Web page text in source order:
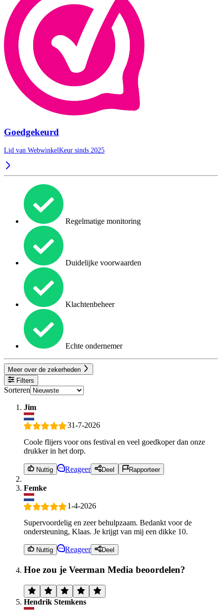
Goedgekeurd
Lid van WebwinkelKeur sinds 2025
Regelmatige monitoring
Duidelijke voorwaarden
Klachtenbeheer
Echte ondernemer
Meer over de zekerheden
Filters
Sorteren
Jim
31-7-2026
Coole flijers voor ons festival en veel goedkoper dan onze
drukker in het dorp.
Nuttig Reageer Deel Rapporteer
Femke
1-4-2026
Supervoordelig en zeer behulpzaam. Bedankt voor de
ondersteuning, Klaas. Je krijgt van mij een dikke 10.
Nuttig Reageer Deel
Hoe zou je Veerman Media beoordelen?
Hendrik Stemkens